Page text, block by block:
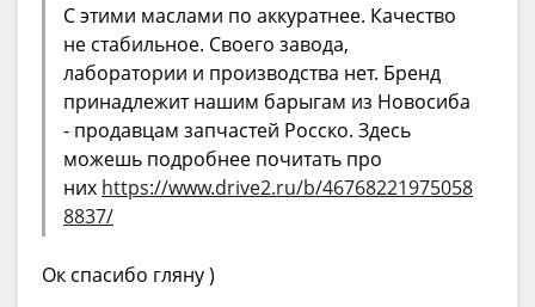
С этими маслами по аккуратнее. Качество
не стабильное. Своего завода,
лаборатории и производства нет. Бренд
принадлежит нашим барыгам из Новосиба
- продавцам запчастей Росско. Здесь
можешь подробнее почитать про
них https://www.drive2.ru/b/46768221975058
8837/
Ок спасибо гляну )